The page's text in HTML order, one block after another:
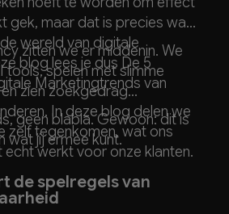
gek, maar dat is precies wat
wereld van digitale
blog lees je dus De 5
Marketingtrends van
zitten we er middenin. We
tools, spelen met slimme
zien zoekgedrag
In deze blog delen we
zelf tegenkomen, wat ons
werkt voor onze klanten.
geen blabla. Gewoon: dit is
wat jij ermee kunt.
de spelregels van